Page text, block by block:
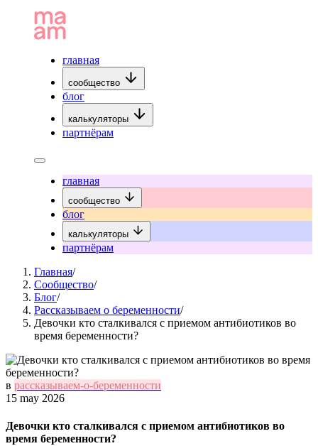
главная
сообщество
блог
калькуляторы
партнёрам
главная
сообщество
блог
калькуляторы
партнёрам
Главная/
Сообщество/
Блог/
Рассказываем о беременности/
Девочки кто сталкивался с приемом антибиотиков во
время беременности?
в рассказываем-о-беременности
15 may 2026
Девочки кто сталкивался с приемом антибиотиков во
время беременности?